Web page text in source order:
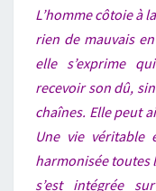
L’homme côtoie à
rien de mauvais
elle s’exprime
recevoir son dû,
chaînes. Elle peut
Une vie
harmonisée toutes
s’est intégrée